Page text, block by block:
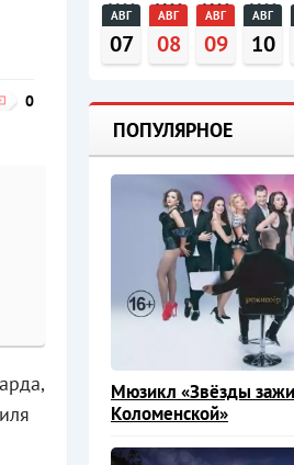
0
АВГ
07
АВГ
08
АВГ
09
АВГ
10
ПОПУЛЯРНОЕ
Мюзикл «Звёзды
Коломенской»